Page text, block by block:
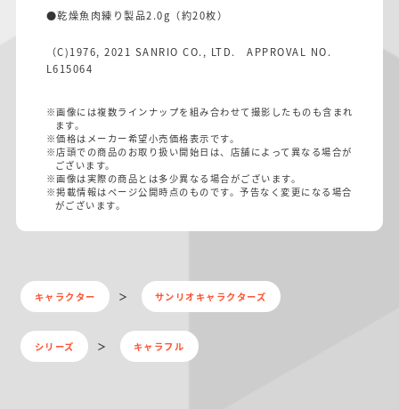
●乾燥魚肉練り製品2.0g （約20枚）
（C)1976, 2021 SANRIO CO., LTD. APPROVAL NO.
L615064
※画像には複数ラインナップを組み合わせて撮影したものも含まれ
ます。
※価格はメーカー希望小売価格表示です。
※店頭での商品のお取り扱い開始日は、店舗によって異なる場合が
ございます。
※画像は実際の商品とは多少異なる場合がございます。
※掲載情報はページ公開時点のものです。予告なく変更になる場合
がございます。
キャラクター サンリオキャラクターズ
シリーズ キャラフル